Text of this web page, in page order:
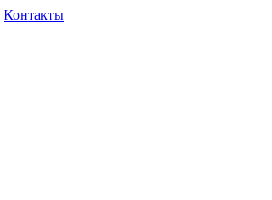
Контакты